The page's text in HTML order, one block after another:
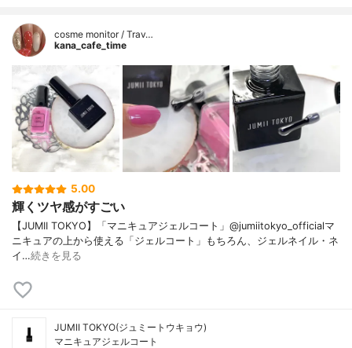
cosme monitor / Trav…
kana_cafe_time
5.00
輝くツヤ感がすごい
【JUMII TOKYO】「マニキュアジェルコート」@jumiitokyo_officialマ
ニキュアの上から使える「ジェルコート」もちろん、ジェルネイル・ネ
イ…続きを見る
JUMII TOKYO(ジュミートウキョウ)
マニキュアジェルコート